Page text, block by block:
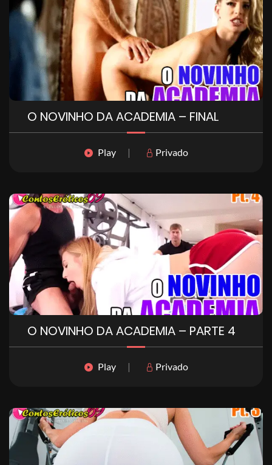
O NOVINHO DA ACADEMIA – FINAL
Play| Privado
O NOVINHO DA ACADEMIA – PARTE 4
Play| Privado